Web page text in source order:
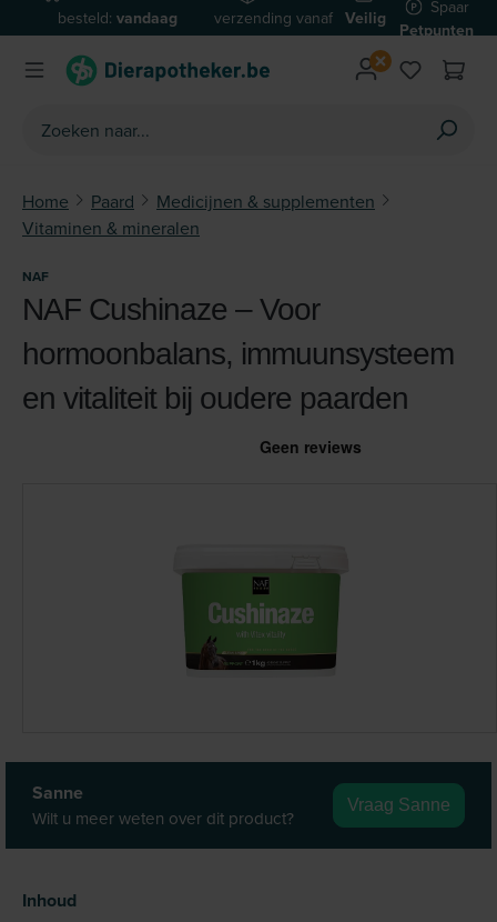
Ga naar de hoofdinhoud
besteld: vandaag
verzonden*
verzending vanaf
€59
Veilig
betalen
Spaar
Petpunten
Home Paard
Medicijnen & supplementen
Vitaminen & mineralen
Sanne
Wilt u meer weten over dit product?
Vraag Sanne
NAF
NAF Cushinaze – Voor
hormoonbalans, immuunsysteem
en vitaliteit bij oudere paarden
Selecteer
Inhoud